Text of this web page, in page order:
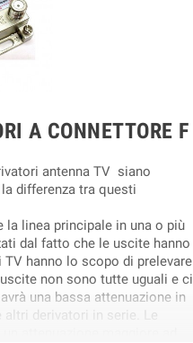
A CONNETTORE F
antenna TV siano
differenza tra questi
linea principale in una o più
dal fatto che le uscite hanno
hanno lo scopo di prelevare
non sono tutte uguali e ci
una bassa attenuazione in
derivatori in serie. Le
attenuazione maggiore ad